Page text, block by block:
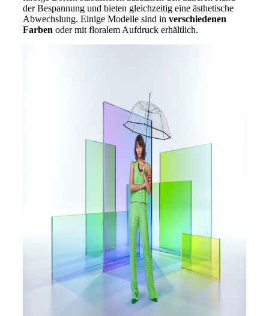
der Bespannung und bieten gleichzeitig eine ästhetische
Abwechslung. Einige Modelle sind in verschiedenen
Farben oder mit floralem Aufdruck erhältlich.